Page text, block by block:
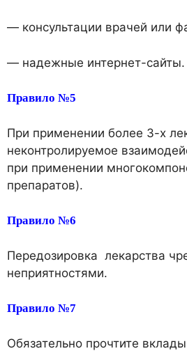
— консультации врачей или
— надежные интернет-сайты.
Правило №5
При применении более 3-х
неконтролируемое
при применении
препаратов).
Правило №6
Передозировка лекарства
неприятностями.
Правило №7
Обязательно прочтите